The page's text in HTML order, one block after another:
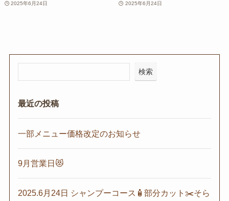
2025年6月24日 2025年6月24日
検索
最近の投稿
一部メニュー価格改定のお知らせ
9月営業日😻
2025.6月24日 シャンプーコース🧴部分カット✂️そら